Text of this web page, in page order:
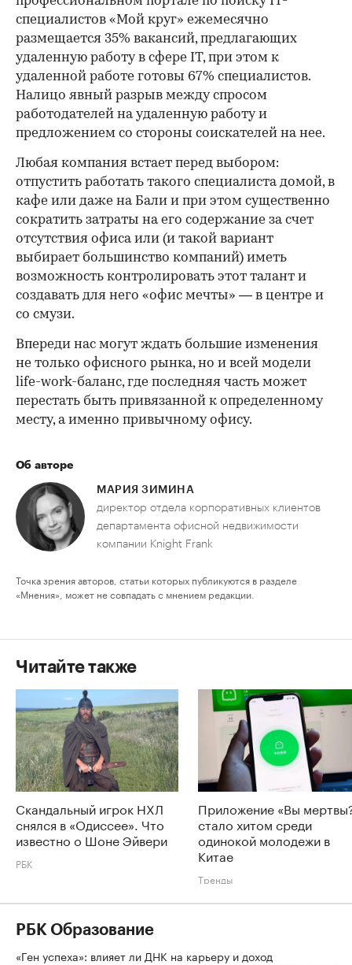
специалистов «Мой круг» ежемесячно
размещается 35% вакансий, предлагающих
удаленную работу в сфере IT, при этом к
удаленной работе готовы 67% специалистов.
Налицо явный разрыв между спросом
работодателей на удаленную работу и
предложением со стороны соискателей на нее.
Любая компания встает перед выбором:
отпустить работать такого специалиста домой, в
кафе или даже на Бали и при этом существенно
сократить затраты на его содержание за счет
отсутствия офиса или (и такой вариант
выбирает большинство компаний) иметь
возможность контролировать этот талант и
создавать для него «офис мечты» — в центре и
со смузи.
Впереди нас могут ждать большие изменения
не только офисного рынка, но и всей модели
life-work-баланс, где последняя часть может
перестать быть привязанной к определенному
месту, а именно привычному офису.
Об авторе
МАРИЯ ЗИМИНА
директор отдела корпоративных клиентов
департамента офисной недвижимости
компании Knight Frank
Точка зрения авторов, статьи которых публикуются в разделе
«Мнения», может не совпадать с мнением редакции.
Читайте также
Скандальный игрок НХЛ
снялся в «Одиссее». Что
известно о Шоне Эйвери
РБК
Приложение «Вы
стало хитом среди
одинокой молодежи в
Китае
Тренды
РБК Образование
«Ген успеха»: влияет ли ДНК на карьеру и доход